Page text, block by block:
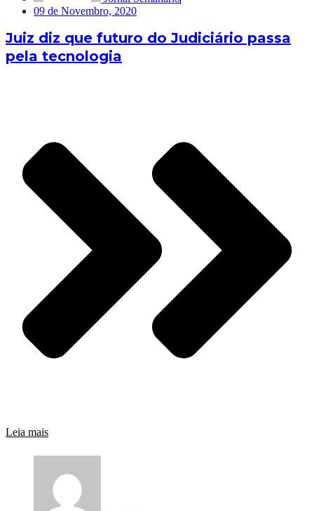
09 de Novembro, 2020
Juiz diz que futuro do Judiciário passa
pela tecnologia
Leia mais